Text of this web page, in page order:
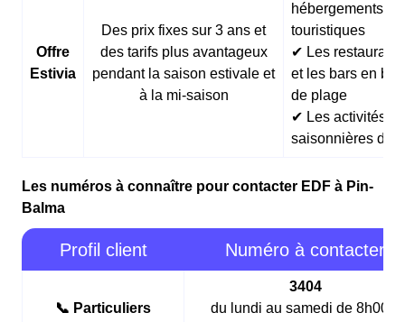
Offre
Estivia
Des prix fixes sur 3 ans et
des tarifs plus avantageux
pendant la saison estivale et
à la mi-saison
hébergements
touristiques
✔ Les restaurants
et les bars en
de plage
✔ Les activités
saisonnières
Les numéros à connaître pour contacter EDF à Pin-
Balma
Profil client Numéro à contacter
📞 Particuliers
3404
du lundi au samedi de 8h00 à